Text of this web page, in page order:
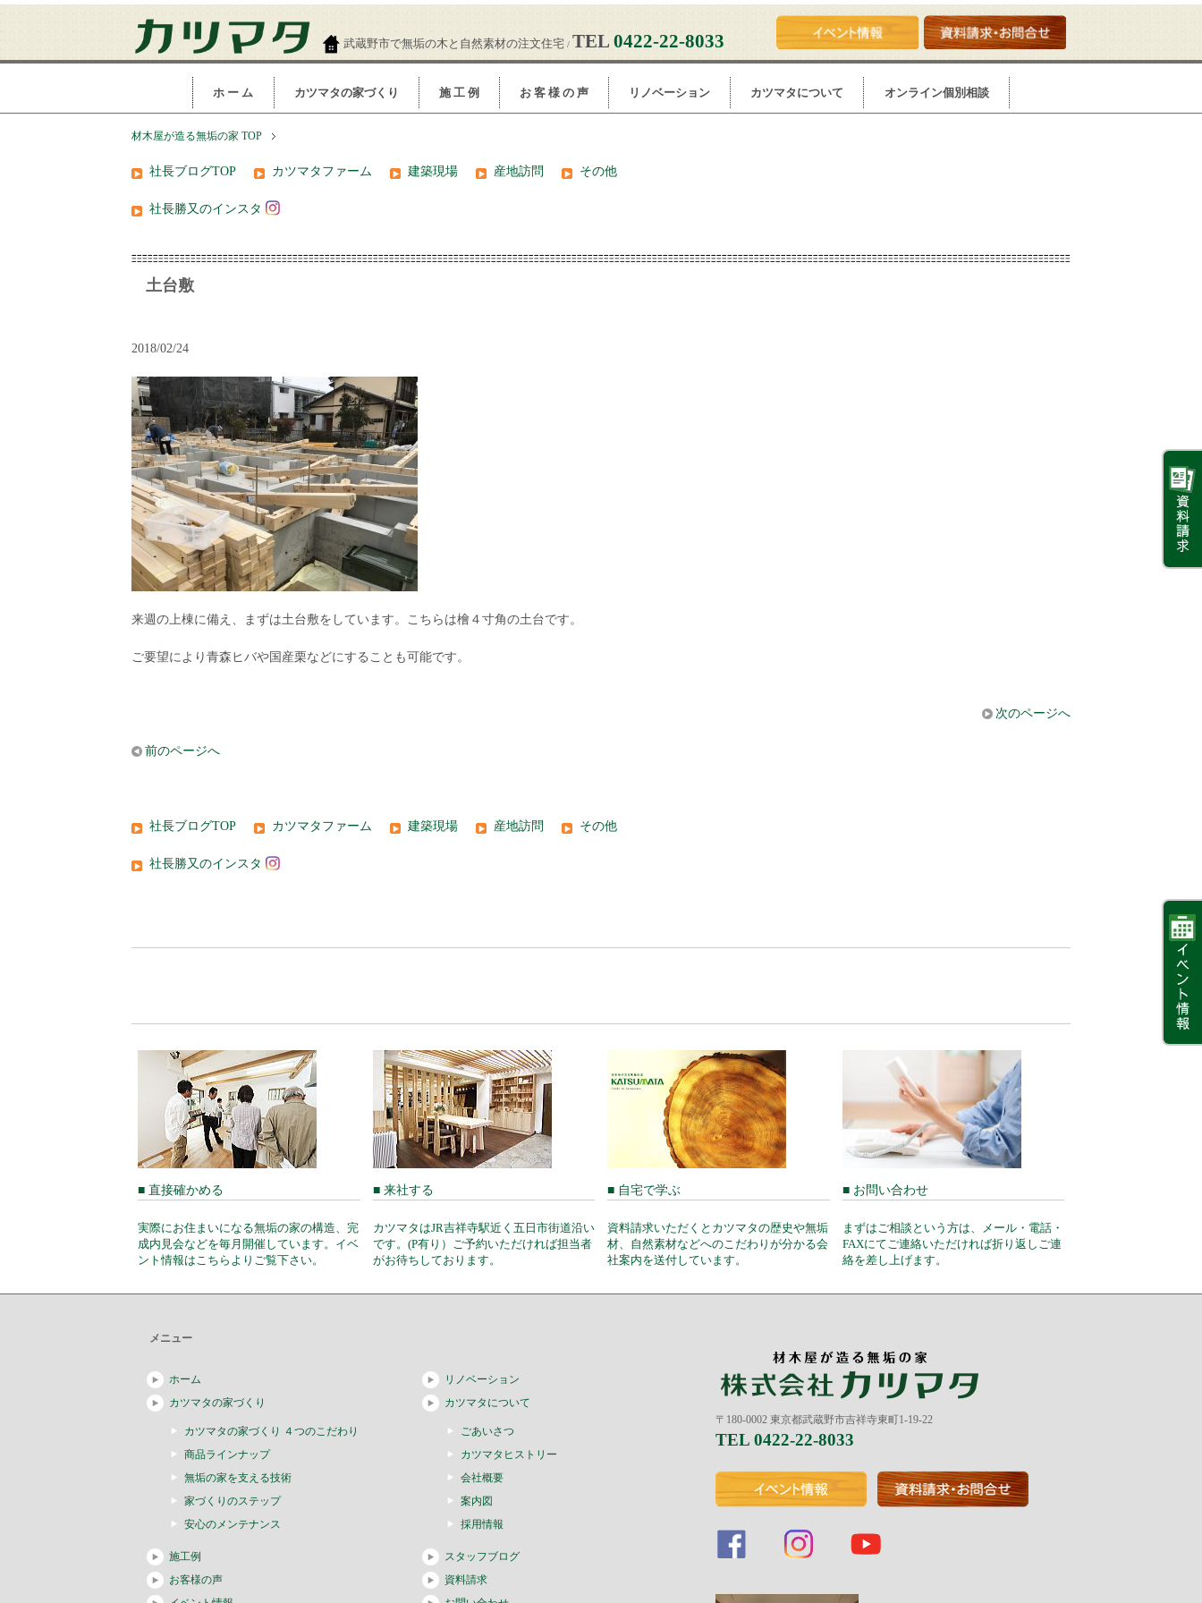
武蔵野市で無垢の木と自然素材の注文住宅 / TEL 0422-22-8033
ホ ー ム カツマタの家づくり 施 工 例 お 客 様 の 声 リノベーション カツマタについて オンライン個別相談
材木屋が造る無垢の家 TOP
社長ブログTOP カツマタファーム 建築現場 産地訪問 その他
社長勝又のインスタ
土台敷
2018/02/24
来週の上棟に備え、まずは土台敷をしています。こちらは檜４寸角の土台です。
ご要望により青森ヒバや国産栗などにすることも可能です。
次のページへ
前のページへ
社長ブログTOP カツマタファーム 建築現場 産地訪問 その他
社長勝又のインスタ
■ 直接確かめる
実際にお住まいになる無垢の家の構造、完
成内見会などを毎月開催しています。イベ
ント情報はこちらよりご覧下さい。
■ 来社する
カツマタはJR吉祥寺駅近く五日市街道沿い
です。(P有り）ご予約いただければ担当者
がお待ちしております。
■ 自宅で学ぶ
資料請求いただくとカツマタの歴史や無垢
材、自然素材などへのこだわりが分かる会
社案内を送付しています。
■ お問い合わせ
まずはご相談という方は、メール・電話・
FAXにてご連絡いただければ折り返しご連
絡を差し上げます。
〒180-0002 東京都武蔵野市吉祥寺東町1-19-22
TEL 0422-22-8033
メニュー
ホーム
カツマタの家づくり
カツマタの家づくり ４つのこだわり
商品ラインナップ
無垢の家を支える技術
家づくりのステップ
安心のメンテナンス
施工例
お客様の声
リノベーション
カツマタについて
ごあいさつ
カツマタヒストリー
会社概要
案内図
採用情報
スタッフブログ
資料請求